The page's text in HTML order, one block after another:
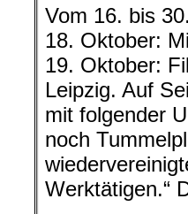
Vom 16. bis
18. Oktober:
19. Oktober:
Leipzig. Auf
mit folgender
noch
Werktätigen.“